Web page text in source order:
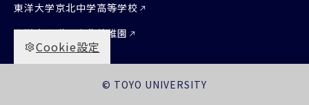
Cookie設定
東洋大学京北中学高等学校
東洋大学附属京北幼稚園
© TOYO UNIVERSITY